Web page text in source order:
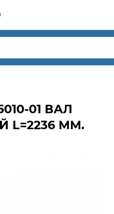
01 ВАЛ
L=2236 ММ.